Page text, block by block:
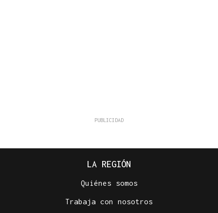
LA REGIÓN
Quiénes somos
Trabaja con nosotros